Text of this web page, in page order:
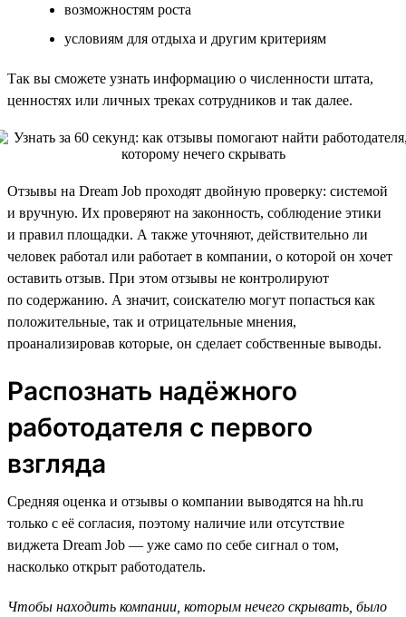
возможностям роста
условиям для отдыха и другим критериям
Так вы сможете узнать информацию о численности штата,
ценностях или личных треках сотрудников и так далее.
Отзывы на Dream Job проходят двойную проверку: системой
и вручную. Их проверяют на законность, соблюдение этики
и правил площадки. А также уточняют, действительно ли
человек работал или работает в компании, о которой он хочет
оставить отзыв. При этом отзывы не контролируют
по содержанию. А значит, соискателю могут попасться как
положительные, так и отрицательные мнения,
проанализировав которые, он сделает собственные выводы.
Распознать надёжного
работодателя с первого
взгляда
Средняя оценка и отзывы о компании выводятся на hh.ru
только с её согласия, поэтому наличие или отсутствие
виджета Dream Job — уже само по себе сигнал о том,
насколько открыт работодатель.
Чтобы находить компании, которым нечего скрывать, было